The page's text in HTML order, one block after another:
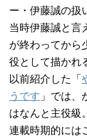
ー・伊藤誠の扱
当時伊藤誠と言
が終わってから
役として描かれ
以前紹介した「
うです 」では
はなんと主役級。
連載時期的には